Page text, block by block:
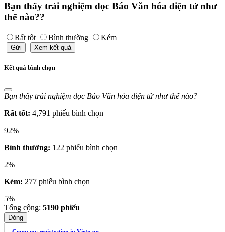
Bạn thấy trải nghiệm đọc Báo Văn hóa điện tử như
thế nào??
Rất tốt Bình thường Kém
Gửi Xem kết quả
Kết quả bình chọn
Bạn thấy trải nghiệm đọc Báo Văn hóa điện tử như thế nào?
Rất tốt: 4,791 phiếu bình chọn
92%
Bình thường: 122 phiếu bình chọn
2%
Kém: 277 phiếu bình chọn
5%
Tổng cộng: 5190 phiếu
Đóng